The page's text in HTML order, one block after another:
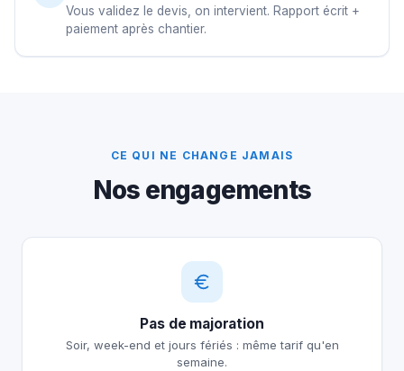
Vous validez le devis, on intervient. Rapport écrit +
paiement après chantier.
CE QUI NE CHANGE JAMAIS
Nos engagements
Pas de majoration
Soir, week-end et jours fériés : même tarif qu'en
semaine.